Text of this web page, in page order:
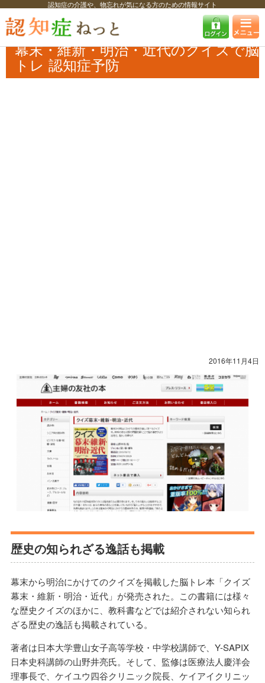
認知症の介護や、物忘れが気になる方のための情報サイト
認知症ねっと 認知症最新ニュース 予防・改善
幕末・維新・明治・近
代のクイズで脳トレ 認知症予防
幕末・維新・明治・近代のクイズで脳
トレ 認知症予防
2016年11月4日
歴史の知られざる逸話も掲載
幕末から明治にかけてのクイズを掲載した脳トレ本「クイズ
幕末・維新・明治・近代」が発売された。この書籍には様々
な歴史クイズのほかに、教科書などでは紹介されない知られ
ざる歴史の逸話も掲載されている。
著者は日本大学豊山女子高等学校・中学校講師で、Y-SAPIX
日本史科講師の山野井亮氏。そして、監修は医療法人慶洋会
理事長で、ケイユウ四谷クリニック院長、ケイアイクリニッ